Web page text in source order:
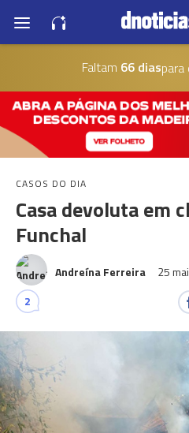
Faltam 66 diaspara
CASOS DO DIA
Casa devoluta em
Funchal
Andreína Ferreira 25
2